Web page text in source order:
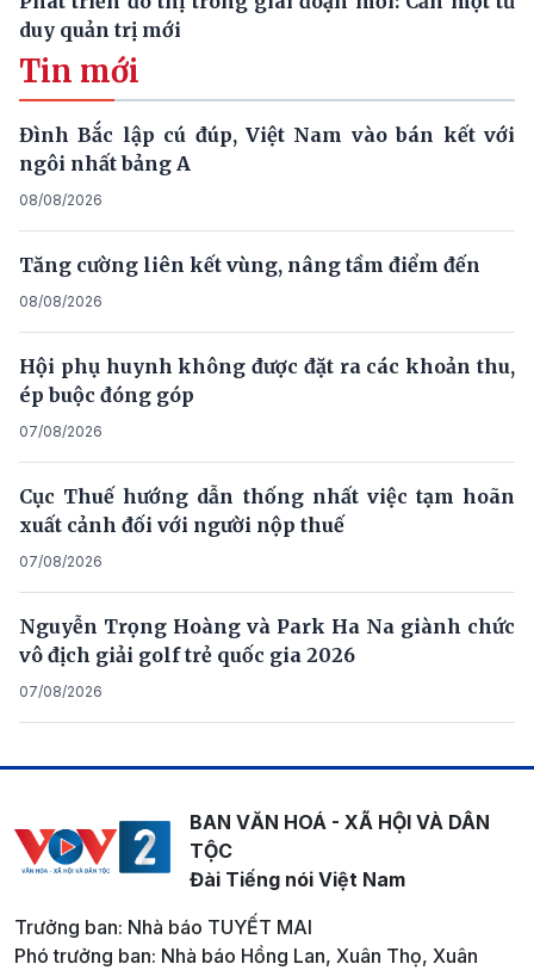
duy quản trị mới
Tin mới
Đình Bắc lập cú đúp, Việt Nam vào bán kết với
ngôi nhất bảng A
08/08/2026
Tăng cường liên kết vùng, nâng tầm điểm đến
08/08/2026
Hội phụ huynh không được đặt ra các khoản thu,
ép buộc đóng góp
07/08/2026
Cục Thuế hướng dẫn thống nhất việc tạm hoãn
xuất cảnh đối với người nộp thuế
07/08/2026
Nguyễn Trọng Hoàng và Park Ha Na giành chức
vô địch giải golf trẻ quốc gia 2026
07/08/2026
BAN VĂN HOÁ - XÃ HỘI VÀ DÂN
TỘC
Đài Tiếng nói Việt Nam
Trưởng ban: Nhà báo TUYẾT MAI
Phó trưởng ban: Nhà báo Hồng Lan, Xuân Thọ, Xuân